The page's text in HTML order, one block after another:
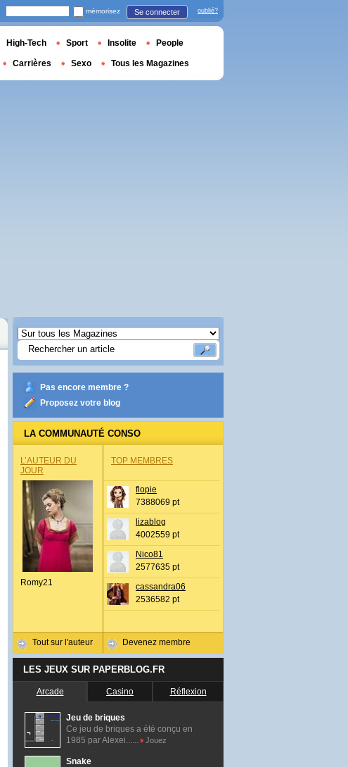
Pas encore membre ?
Proposez votre blog
LA COMMUNAUTÉ CONSO
L’AUTEUR DU
JOUR
Romy21
Tout sur l'auteur
TOP MEMBRES
flopie
7388069 pt
lizablog
4002559 pt
Nico81
2577635 pt
cassandra06
2536582 pt
Devenez membre
LES JEUX SUR PAPERBLOG.FR
Arcade Casino Réflexion
Jeu de briques
Ce jeu de briques a été conçu en
1985 par Alexei......
Jouez
Snake
mémorisez Se connecter oublié?
High-Tech Sport Insolite People
Carrières Sexo Tous les Magazines